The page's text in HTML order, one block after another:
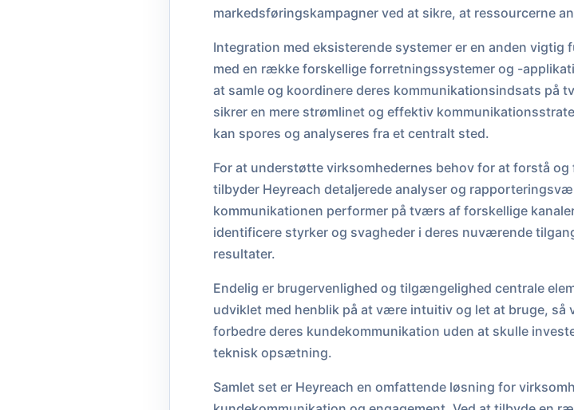
markedsføringskampagner ved at sikre, at ressourcerne
Integration med eksisterende systemer er en anden
med en række forskellige forretningssystemer og -
at samle og koordinere deres kommunikationsindsats på
sikrer en mere strømlinet og effektiv
kan spores og analyseres fra et centralt sted.
For at understøtte virksomhedernes behov for at forstå
tilbyder Heyreach detaljerede analyser og
kommunikationen performer på tværs af forskellige
identificere styrker og svagheder i deres nuværende
resultater.
Endelig er brugervenlighed og tilgængelighed centrale
udviklet med henblik på at være intuitiv og let at bruge, så
forbedre deres kundekommunikation uden at skulle
teknisk opsætning.
Samlet set er Heyreach en omfattende løsning for